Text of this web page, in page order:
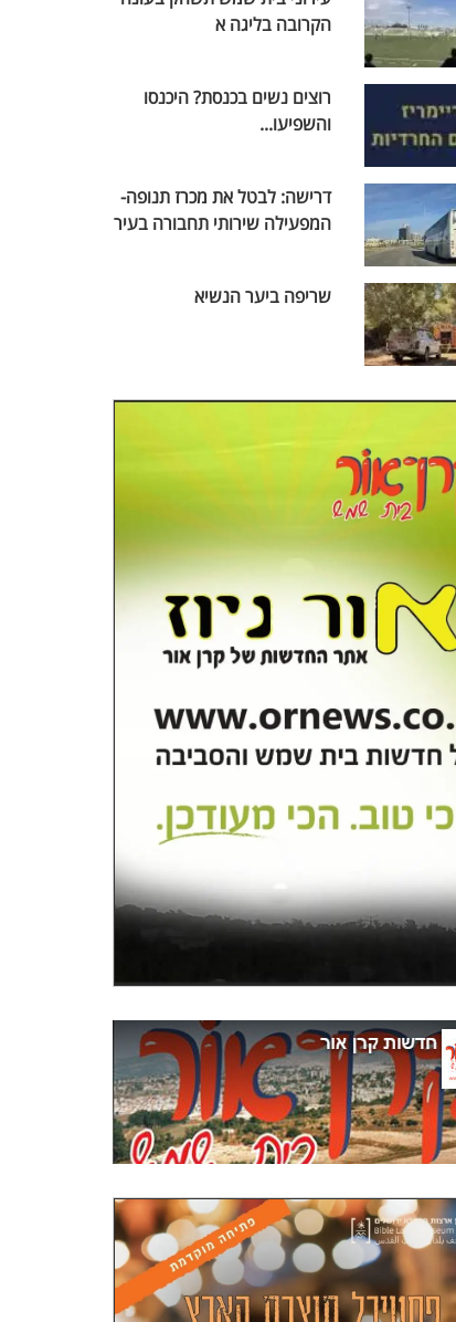
הקרובה בליגה א
רוצים נשים בכנסת? היכנסו
והשפיעו...
דרישה: לבטל את מכרז תנופה-
המפעילה שירותי תחבורה בעיר
שריפה ביער הנשיא